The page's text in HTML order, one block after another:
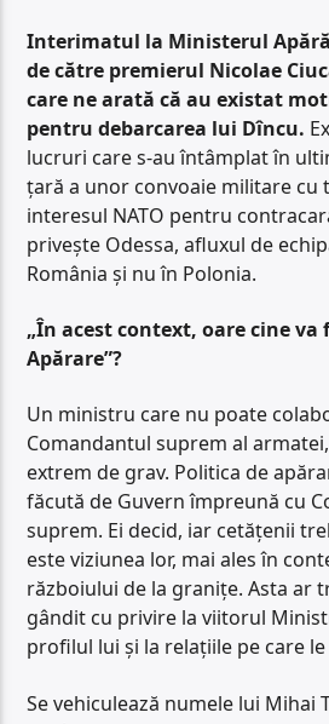
Interimatul la Ministerul
de către premierul Nicolae
care ne arată că au existat
pentru debarcarea lui Dîncu.
lucruri care s-au întâmplat în
țară a unor convoaie militare cu
interesul NATO pentru
privește Odessa, afluxul de
România și nu în Polonia.
„În acest context, oare cine
Apărare”?
Un ministru care nu poate
Comandantul suprem al
extrem de grav. Politica de
făcută de Guvern împreună cu
suprem. Ei decid, iar cetățenii
este viziunea lor, mai ales în
războiului de la granițe. Asta ar
gândit cu privire la viitorul
profilul lui și la relațiile pe care
Se vehiculează numele lui Mihai